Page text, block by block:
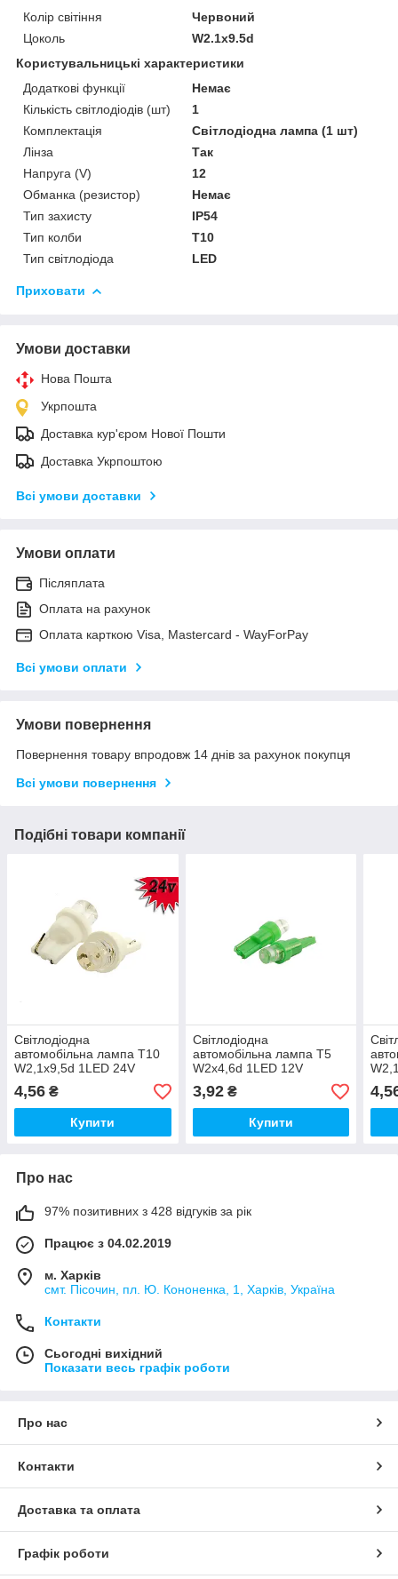
Колір світіння
Червоний
Цоколь
W2.1x9.5d
Користувальницькі характеристики
Додаткові функції
Немає
Кількість світлодіодів (шт)
1
Комплектація
Світлодіодна лампа (1 шт)
Лінза
Так
Напруга (V)
12
Обманка (резистор)
Немає
Тип захисту
IP54
Тип колби
T10
Тип світлодіода
LED
Приховати
Умови доставки
Нова Пошта
Укрпошта
Доставка кур'єром Нової Пошти
Доставка Укрпоштою
Всі умови доставки
Умови оплати
Післяплата
Оплата на рахунок
Оплата карткою Visa, Mastercard - WayForPay
Всі умови оплати
Умови повернення
Повернення товару впродовж 14 днів за рахунок покупця
Всі умови повернення
Подібні товари компанії
Світлодіодна
автомобільна лампа T10
W2,1x9,5d 1LED 24V
WHITE конусна
4,56 ₴
Купити
Світлодіодна
автомобільна лампа T5
W2x4,6d 1LED 12V
GREEN конусна
"ведмедик"
3,92₴
Купити
Про нас
97% позитивних з 428 відгуків за рік
Працює з 04.02.2019
м. Харків
смт. Пісочин, пл. Ю. Кононенка, 1, Харків, Україна
Контакти
Сьогодні вихідний
Показати весь графік роботи
Про нас
Контакти
Доставка та оплата
Графік роботи